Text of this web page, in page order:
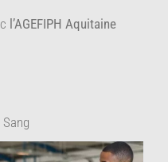
l’AGEFIPH Aquitaine